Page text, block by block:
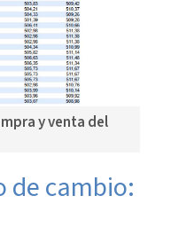
y venta del
de cambio: